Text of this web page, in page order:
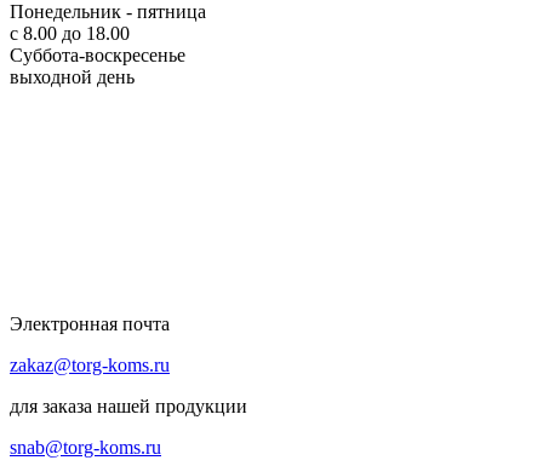
Понедельник - пятница
с 8.00 до 18.00
Суббота-воскресенье
выходной день
Электронная почта
zakaz@torg-koms.ru
для заказа нашей продукции
snab@torg-koms.ru